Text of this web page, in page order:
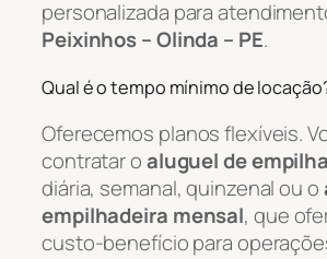
personalizada para
Peixinhos – Olinda – PE.
Qual é o tempo mínimo de
Oferecemos planos flexíveis.
contratar oaluguel de
diária, semanal, quinzenal ou o
empilhadeira mensal, que
custo-benefício para